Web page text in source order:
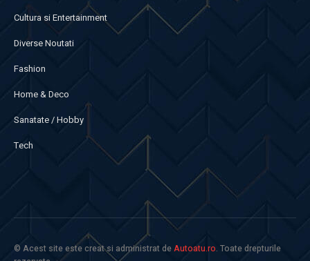
Cultura si Entertainment
Diverse Noutati
Fashion
Home & Deco
Sanatate / Hobby
Tech
© Acest site este creat si administrat deAutoatu.ro. Toate drepturile